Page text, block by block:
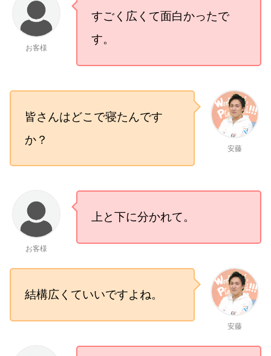
お客様
すごく広くて面白かったで
す。
安藤
皆さんはどこで寝たんです
か？
お客様
上と下に分かれて。
安藤
結構広くていいですよね。